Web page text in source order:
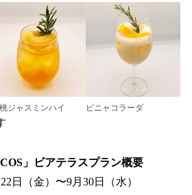
ジャスミンハイ ピニャコラーダ
」ビアテラスプラン概要
日（金）〜9月30日（水）